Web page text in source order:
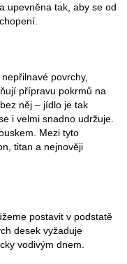
upevněna tak, aby se od
povrchy,
přípravu pokrmů na
něj – jídlo je tak
i velmi snadno udržuje.
Mezi tyto
titan a nejnověji
postavit v podstatě
desek vyžaduje
vodivým dnem.